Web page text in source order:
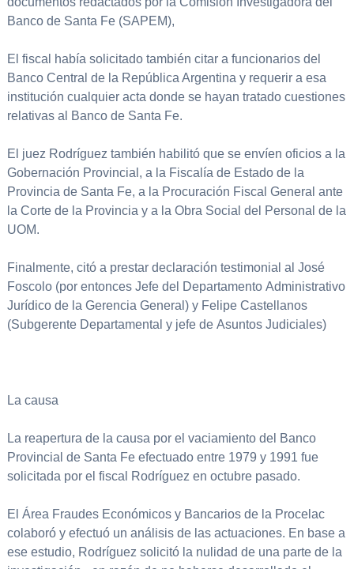
Banco de Santa Fe (SAPEM),
El fiscal había solicitado también citar a funcionarios del
Banco Central de la República Argentina y requerir a esa
institución cualquier acta donde se hayan tratado cuestiones
relativas al Banco de Santa Fe.
El juez Rodríguez también habilitó que se envíen oficios a la
Gobernación Provincial, a la Fiscalía de Estado de la
Provincia de Santa Fe, a la Procuración Fiscal General ante
la Corte de la Provincia y a la Obra Social del Personal de la
UOM.
Finalmente, citó a prestar declaración testimonial al José
Foscolo (por entonces Jefe del Departamento Administrativo
Jurídico de la Gerencia General) y Felipe Castellanos
(Subgerente Departamental y jefe de Asuntos Judiciales)
La causa
La reapertura de la causa por el vaciamiento del Banco
Provincial de Santa Fe efectuado entre 1979 y 1991 fue
solicitada por el fiscal Rodríguez en octubre pasado.
El Área Fraudes Económicos y Bancarios de la Procelac
colaboró y efectuó un análisis de las actuaciones. En base a
ese estudio, Rodríguez solicitó la nulidad de una parte de la